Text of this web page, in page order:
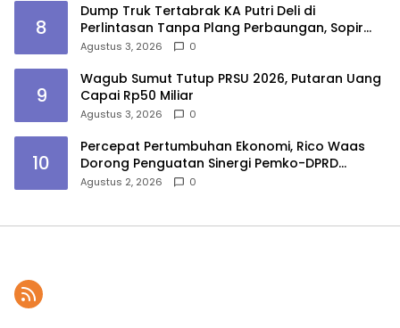
8
Dump Truk Tertabrak KA Putri Deli di
Perlintasan Tanpa Plang Perbaungan, Sopir
Tewas
Agustus 3, 2026 0
9
Wagub Sumut Tutup PRSU 2026, Putaran Uang
Capai Rp50 Miliar
Agustus 3, 2026 0
10
Percepat Pertumbuhan Ekonomi, Rico Waas
Dorong Penguatan Sinergi Pemko-DPRD
Medan
Agustus 2, 2026 0